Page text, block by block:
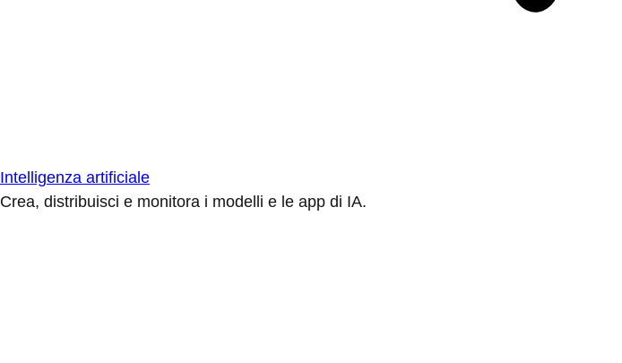
Intelligenza artificiale
Crea, distribuisci e monitora i modelli e le app di IA.